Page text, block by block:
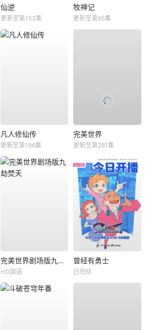
仙逆
更新至第153集
牧神记
更新至第95集
凡人修仙传
更新至第186集
完美世界
更新至第281集
完美世界剧场版九劫焚天
HD国语
曾经有勇士
已完结